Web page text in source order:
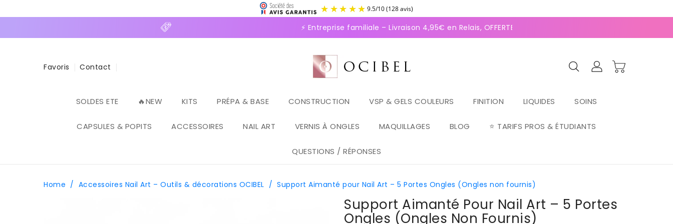
⚡ Entreprise familiale – Livraison 4,95€ en Relais, OFFERTE dès 70€ ⚡Paiement 2-4x Alma ⚡
Favoris Contact
SOLDES ETE 🔥NEW KITS PRÉPA & BASE CONSTRUCTION VSP & GELS COULEURS FINITION LIQUIDES SOINS
CAPSULES & POPITS ACCESSOIRES NAIL ART VERNIS À ONGLES MAQUILLAGES BLOG ⭐ TARIFS PROS & ÉTUDIANTS
QUESTIONS / RÉPONSES
Home / Accessoires Nail Art – Outils & décorations OCIBEL / Support Aimanté pour Nail Art – 5 Portes Ongles (Ongles non fournis)
Support Aimanté Pour Nail Art – 5 Portes
Ongles (Ongles Non Fournis)